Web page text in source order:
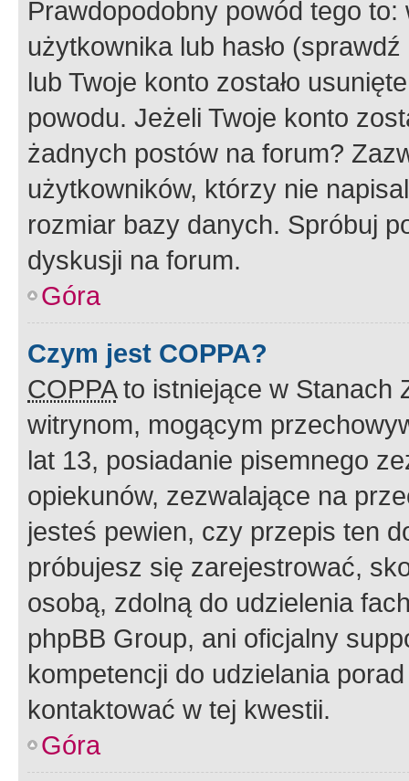
Prawdopodobny powód tego to:
użytkownika lub hasło
lub Twoje konto zostało
powodu. Jeżeli Twoje konto
żadnych postów na forum?
użytkowników, którzy nie
rozmiar bazy danych. Spróbuj
dyskusji na forum.
Góra
Czym jest COPPA?
COPPAto istniejące w Stanach
witrynom, mogącym
lat 13, posiadanie pisemnego
opiekunów, zezwalające na
jesteś pewien, czy przepis ten
próbujesz się zarejestrować,
osobą, zdolną do udzielenia
phpBB Group, ani oficjalny
kompetencji do udzielania
kontaktować w tej kwestii.
Góra